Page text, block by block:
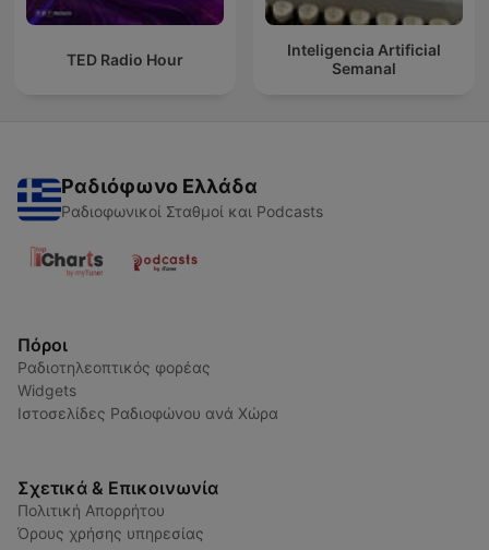
TED Radio Hour
Inteligencia Artificial
Semanal
Ραδιόφωνο Ελλάδα
Ραδιοφωνικοί Σταθμοί και Podcasts
Πόροι
Ραδιοτηλεοπτικός φορέας
Widgets
Ιστοσελίδες Ραδιοφώνου ανά Χώρα
Σχετικά & Επικοινωνία
Πολιτική Απορρήτου
Όρους χρήσης υπηρεσίας